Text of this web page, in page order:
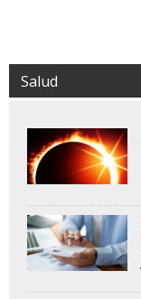
Salud